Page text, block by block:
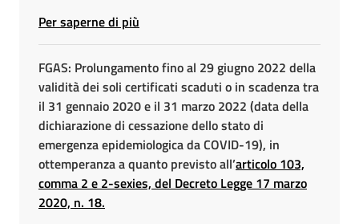
Per saperne di più
FGAS: Prolungamento fino al 29 giugno 2022 della
validità dei soli certificati scaduti o in scadenza tra
il 31 gennaio 2020 e il 31 marzo 2022 (data della
dichiarazione di cessazione dello stato di
emergenza epidemiologica da COVID-19), in
ottemperanza a quanto previsto all’articolo 103,
comma 2 e 2-sexies, del Decreto Legge 17 marzo
2020, n. 18.